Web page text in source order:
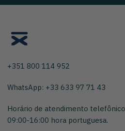
+351 800 114 952
WhatsApp: +33 633 97 71 43
Horário de atendimento
09:00-16:00 hora portuguesa.